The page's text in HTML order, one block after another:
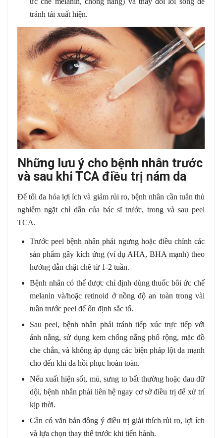
tránh tái xuất hiện.
Những lưu ý cho bệnh nhân trước
và sau khi TCA điều trị nám da
Để tối đa hóa lợi ích và giảm rủi ro, bệnh nhân cần tuân thủ
nghiêm ngặt chỉ dẫn của bác sĩ trước, trong và sau peel
TCA.
Trước peel bệnh nhân phải ngưng hoặc điều chỉnh các
sản phẩm gây kích ứng (ví dụ AHA, BHA mạnh) theo
hướng dẫn chặt chẽ từ 1-2 tuần.
Bệnh nhân có thể được chỉ định dùng thuốc bôi ức chế
melanin và/hoặc retinoid ở nồng độ an toàn trong vài
tuần trước peel để ổn định sắc tố.
Sau peel, bệnh nhân phải tránh tiếp xúc trực tiếp với
ánh nắng, sử dụng kem chống nắng phổ rộng, mặc đồ
che chắn, và không áp dụng các biện pháp lột da mạnh
cho đến khi da hồi phục hoàn toàn.
Nếu xuất hiện sốt, mủ, sưng to bất thường hoặc đau dữ
dội, bệnh nhân phải liên hệ ngay cơ sở điều trị để xử trí
kịp thời.
Cần có văn bản đồng ý điều trị giải thích rủi ro, lợi ích
và lựa chọn thay thế trước khi tiến hành.